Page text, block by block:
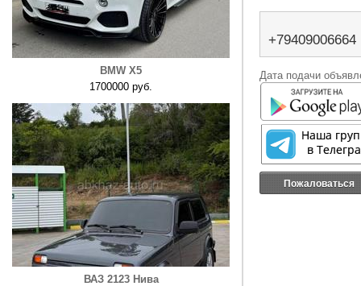
BMW X5
1700000 руб.
ВАЗ 2123 Нива
+79409006664
Дата подачи
Пожаловаться